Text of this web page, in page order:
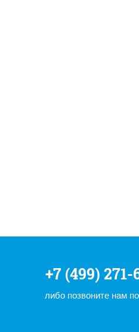
+7 (499) 271-
либо позвоните нам